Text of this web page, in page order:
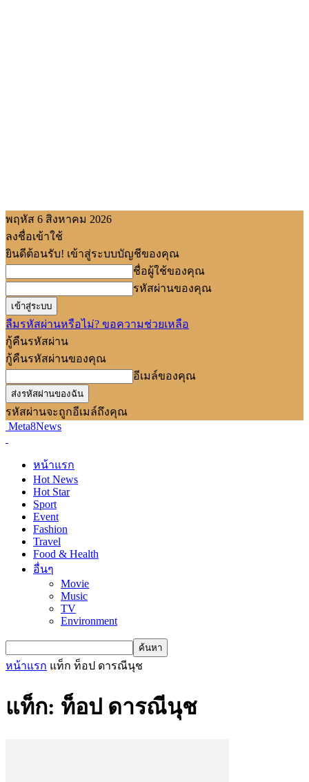
พฤหัส 6 สิงหาคม 2026
ลงชื่อเข้าใช้
ยินดีต้อนรับ! เข้าสู่ระบบบัญชีของคุณ
ชื่อผู้ใช้ของคุณ
รหัสผ่านของคุณ
ลืมรหัสผ่านหรือไม่? ขอความช่วยเหลือ
กู้คืนรหัสผ่าน
กู้คืนรหัสผ่านของคุณ
อีเมล์ของคุณ
รหัสผ่านจะถูกอีเมล์ถึงคุณ
Meta8News
หน้าแรก
Hot News
Hot Star
Sport
Event
Fashion
Travel
Food & Health
อื่นๆ
Movie
Music
TV
Environment
หน้าแรก แท็ก ท็อป ดารณีนุช
แท็ก: ท็อป ดารณีนุช